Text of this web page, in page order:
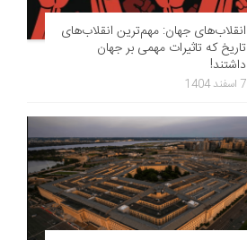
انقلاب‌های جهان: مهم‌ترین انقلاب‌های
تاریخ که تاثیرات مهمی بر جهان
داشتند!
7 اسفند 1404